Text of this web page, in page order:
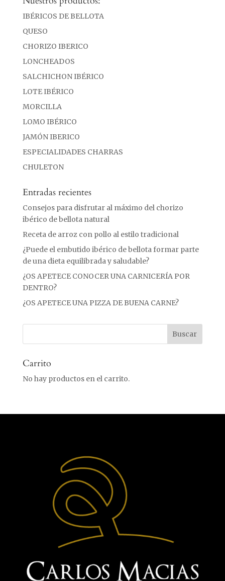
IBÉRICOS DE BELLOTA
QUESO
CHORIZO IBERICO
LONCHEADOS
SALCHICHON IBÉRICO
LOTE IBÉRICO
MORCILLA
LOMO IBÉRICO
JAMÓN IBERICO
ESPECIALIDADES CHARRAS
CHULETON
Entradas recientes
Consejos para disfrutar al máximo del chorizo
ibérico de bellota natural
Receta de arroz con pollo al estilo tradicional
¿Puede el embutido ibérico de bellota formar parte
de una dieta equilibrada y saludable?
¿OS APETECE CONOCER UNA CARNICERÍA POR
DENTRO?
¿OS APETECE UNA PIZZA DE BUENA CARNE?
Carrito
No hay productos en el carrito.